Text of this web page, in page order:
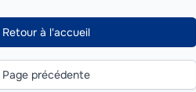
Retour à l'accueil
Page précédente